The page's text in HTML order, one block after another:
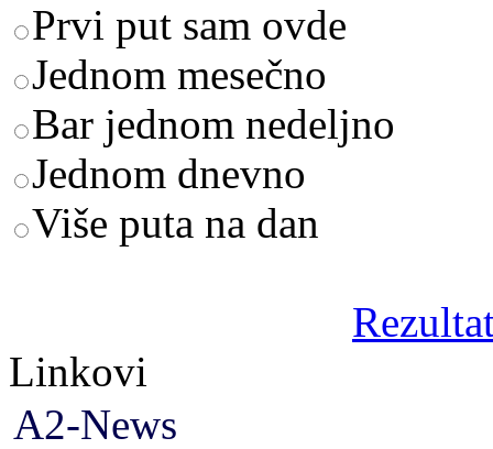
Prvi put sam ovde
Jednom mesečno
Bar jednom nedeljno
Jednom dnevno
Više puta na dan
Linkovi
A2-News